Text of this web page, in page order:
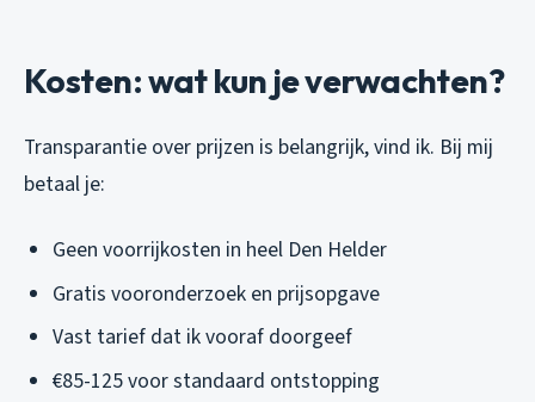
Kosten: wat kun je verwachten?
Transparantie over prijzen is belangrijk, vind ik. Bij mij
betaal je:
Geen voorrijkosten in heel Den Helder
Gratis vooronderzoek en prijsopgave
Vast tarief dat ik vooraf doorgeef
€85-125 voor standaard ontstopping